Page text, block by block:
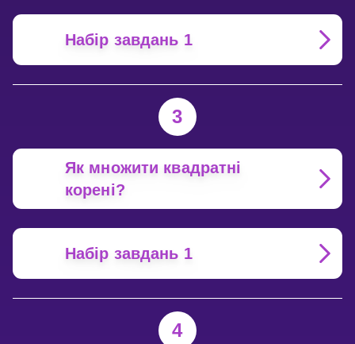
Набір завдань 1
3
Як множити квадратні
корені?
Набір завдань 1
4